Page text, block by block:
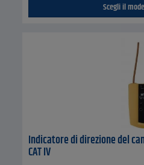
Scegli il
Indicatore di direzione del
CAT IV